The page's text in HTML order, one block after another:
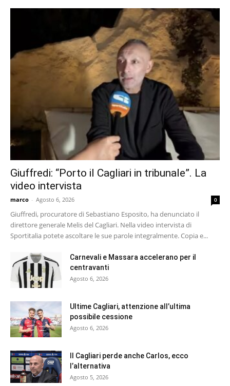
Giuffredi: “Porto il Cagliari in tribunale”. La
video intervista
marco - Agosto 6, 2026 0
Giuffredi, procuratore di Sebastiano Esposito, ha denunciato il
direttore generale Melis del Cagliari. Nella video intervista di
Sportitalia potete ascoltare le sue parole integralmente. Copia e...
Carnevali e Massara accelerano per il
centravanti
Agosto 6, 2026
Ultime Cagliari, attenzione all’ultima
possibile cessione
Agosto 6, 2026
Il Cagliari perde anche Carlos, ecco
l’alternativa
Agosto 5, 2026